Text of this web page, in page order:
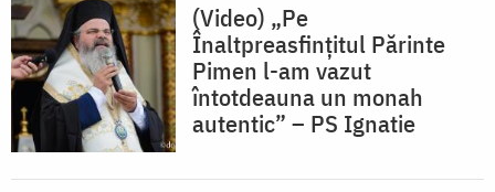
(Video) „Pe
Înaltpreasfințitul Părinte
Pimen l-am vazut
întotdeauna un monah
autentic” – PS Ignatie